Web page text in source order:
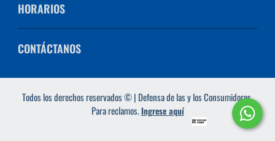
HORARIOS
CONTÁCTANOS
Todos los derechos reservados © | Defensa de las y los Consumidores.
Para reclamos.Ingrese aquí